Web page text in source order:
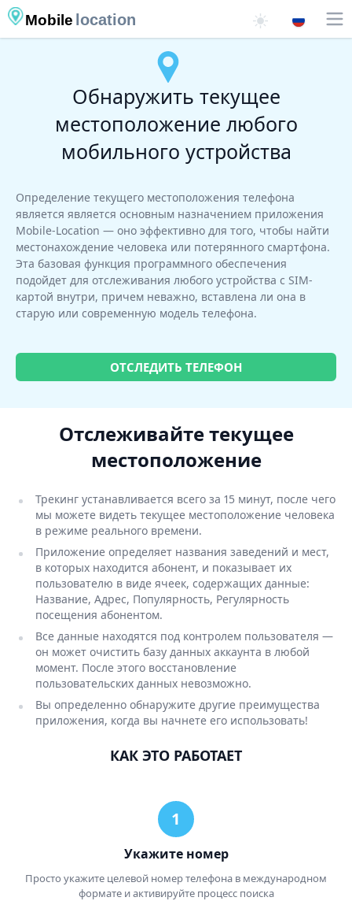
Mobile location
Обнаружить текущее
местоположение любого
мобильного устройства
Определение текущего местоположения телефона
является является основным назначением приложения
Mobile-Location — оно эффективно для того, чтобы найти
местонахождение человека или потерянного смартфона.
Эта базовая функция программного обеспечения
подойдет для отслеживания любого устройства с SIM-
картой внутри, причем неважно, вставлена ли она в
старую или современную модель телефона.
ОТСЛЕДИТЬ ТЕЛЕФОН
Отслеживайте текущее
местоположение
Трекинг устанавливается всего за 15 минут, после чего
мы можете видеть текущее местоположение человека
в режиме реального времени.
Приложение определяет названия заведений и мест,
в которых находится абонент, и показывает их
пользователю в виде ячеек, содержащих данные:
Название, Адрес, Популярность, Регулярность
посещения абонентом.
Все данные находятся под контролем пользователя —
он может очистить базу данных аккаунта в любой
момент. После этого восстановление
пользовательских данных невозможно.
Вы определенно обнаружите другие преимущества
приложения, когда вы начнете его использовать!
КАК ЭТО РАБОТАЕТ
Укажите номер
Просто укажите целевой номер телефона в международном
формате и активируйте процесс поиска